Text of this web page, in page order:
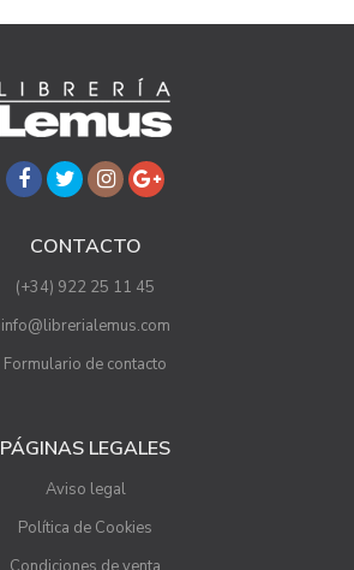
CONTACTO
(+34) 922 25 11 45
info@librerialemus.com
Formulario de contacto
PÁGINAS LEGALES
Aviso legal
Política de Cookies